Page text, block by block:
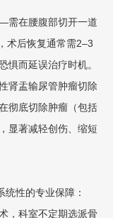
需在腰腹部切开一道
术后恢复通常需2–3
惧而延误治疗时机。
肾盂输尿管肿瘤切除
彻底切除肿瘤（包括
显著减轻创伤、缩短
统性的专业保障：
，科室不定期选派骨